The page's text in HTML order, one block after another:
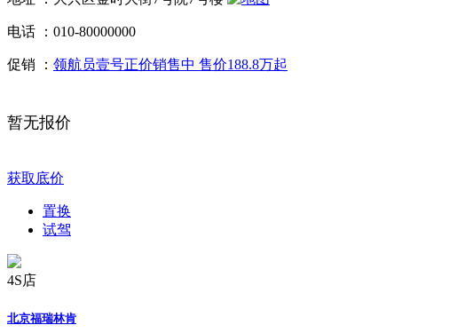
电话 ： 010-80000000
促销 ： 领航员壹号正价销售中 售价188.8万起
暂无报价
获取底价
置换
试驾
4S店
北京福瑞林肯